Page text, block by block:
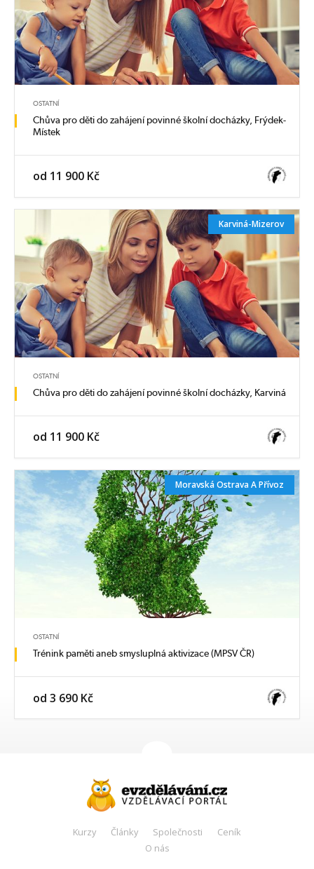
OSTATNÍ
Chůva pro děti do zahájení povinné školní docházky, Frýdek-
Místek
od 11 900 Kč
Karviná-Mizerov
OSTATNÍ
Chůva pro děti do zahájení povinné školní docházky, Karviná
od 11 900 Kč
Moravská Ostrava A Přívoz
OSTATNÍ
Trénink paměti aneb smysluplná aktivizace (MPSV ČR)
od 3 690 Kč
Kurzy Články Společnosti
Ceník
O nás